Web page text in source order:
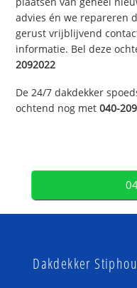
advies én we repareren
gerust vrijblijvend
informatie. Bel deze
2092022
De 24/7 dakdekker
ochtend nog met040-
Dakdekker